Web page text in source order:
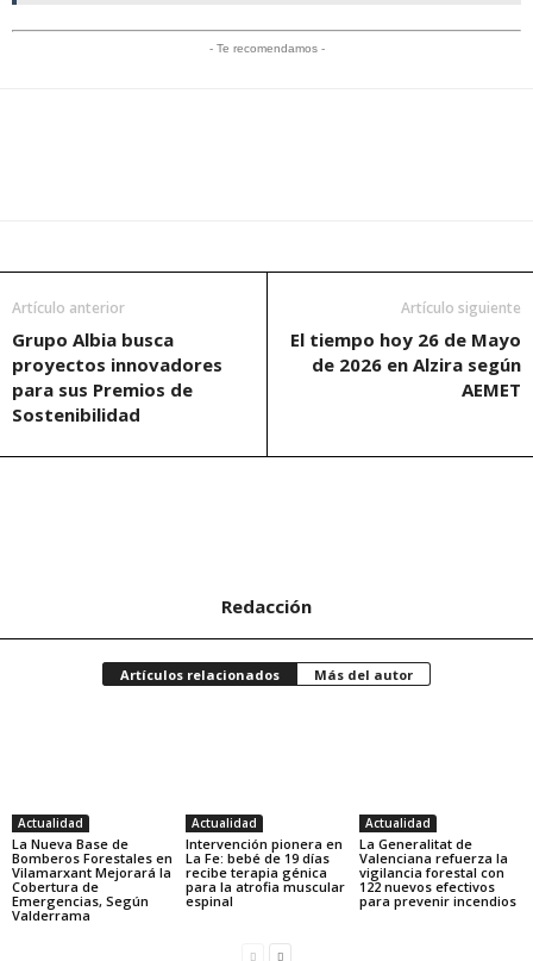
- Te recomendamos -
Artículo anterior
Grupo Albia busca
proyectos innovadores
para sus Premios de
Sostenibilidad
Artículo siguiente
El tiempo hoy 26 de Mayo
de 2026 en Alzira según
AEMET
Redacción
Artículos relacionados Más del autor
Actualidad
La Nueva Base de
Bomberos Forestales en
Vilamarxant Mejorará la
Cobertura de
Emergencias, Según
Valderrama
Actualidad
Intervención pionera en
La Fe: bebé de 19 días
recibe terapia génica
para la atrofia muscular
espinal
Actualidad
La Generalitat de
Valenciana refuerza la
vigilancia forestal con
122 nuevos efectivos
para prevenir incendios